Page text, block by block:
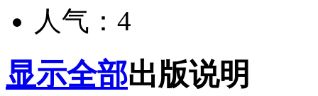
人气：4
显示全部出版说明